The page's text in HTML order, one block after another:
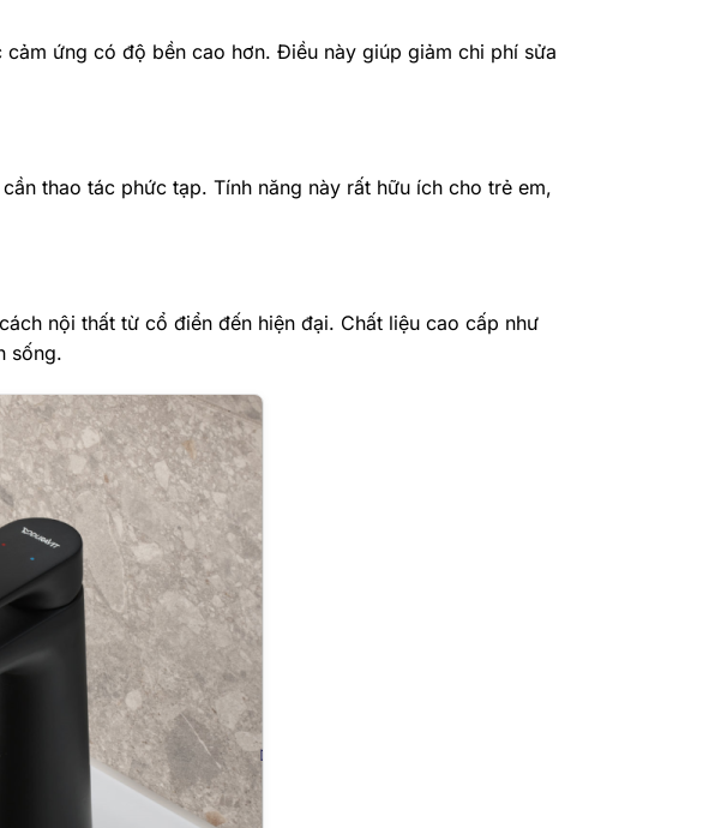
ứng có độ bền cao hơn. Điều này giúp giảm chi phí sửa
thao tác phức tạp. Tính năng này rất hữu ích cho trẻ em,
nội thất từ cổ điển đến hiện đại. Chất liệu cao cấp như
sống.